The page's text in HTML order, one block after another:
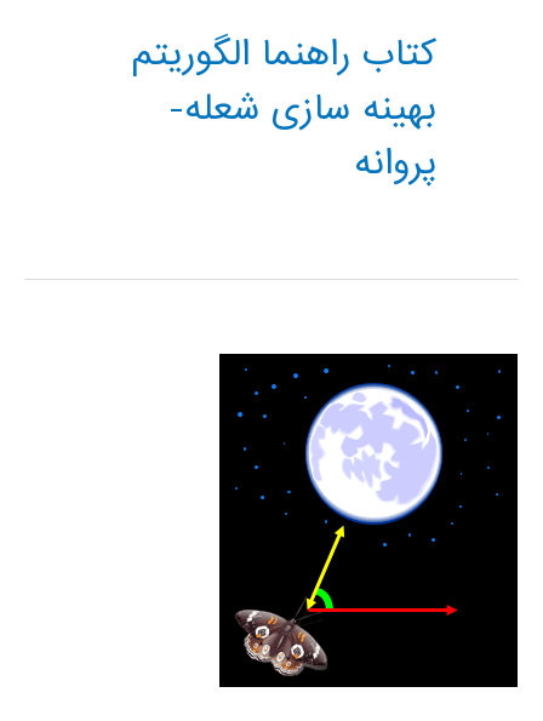
کتاب راهنما الگوریتم
بهینه سازی شعله-
پروانه